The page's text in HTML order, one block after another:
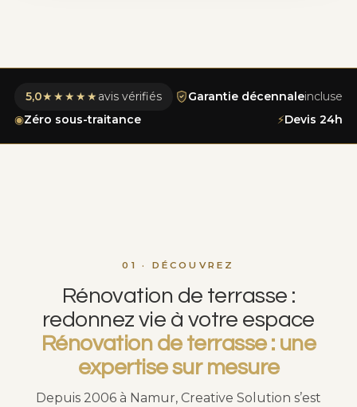
5,0★★★★★ avis vérifiés Garantie décennaleincluse
◉Zéro sous-traitance ⚡Devis 24h
01 · DÉCOUVREZ
Rénovation de terrasse :
redonnez vie à votre espace
Rénovation de terrasse : une
expertise sur mesure
Depuis 2006 à Namur, Creative Solution s’est